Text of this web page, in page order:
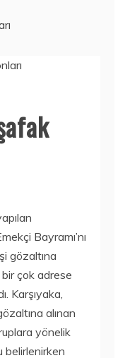
Bayramı’nı
gözaltına
bir çok adrese
Karşıyaka,
alınan
yönelik
belirlenirken